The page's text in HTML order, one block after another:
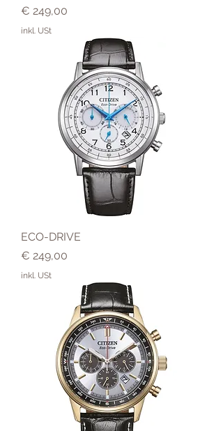
Preis
€ 249,00
inkl. USt
ECO-DRIVE
Preis
€ 249,00
inkl. USt